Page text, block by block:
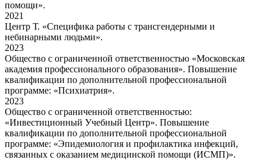
помощи».
2021
Центр Т. «Специфика работы с трансгендерными и
небинарными людьми».
2023
Общество с ограниченной ответственностью «Московская
академия профессионального образования». Повышение
квалификации по дополнительной профессиональной
программе: «Психиатрия».
2023
Общество с ограниченной ответственностью:
«Инвестиционный Учебный Центр». Повышение
квалификации по дополнительной профессиональной
программе: «Эпидемиология и профилактика инфекций,
связанных с оказанием медицинской помощи (ИСМП)».